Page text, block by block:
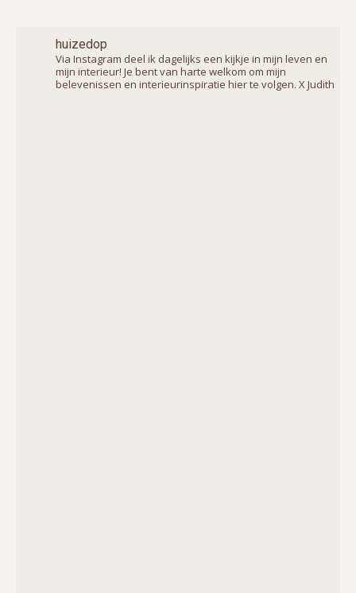
huizedop
Via Instagram deel ik dagelijks een kijkje in mijn leven en
mijn interieur! Je bent van harte welkom om mijn
belevenissen en interieurinspiratie hier te volgen. X Judith